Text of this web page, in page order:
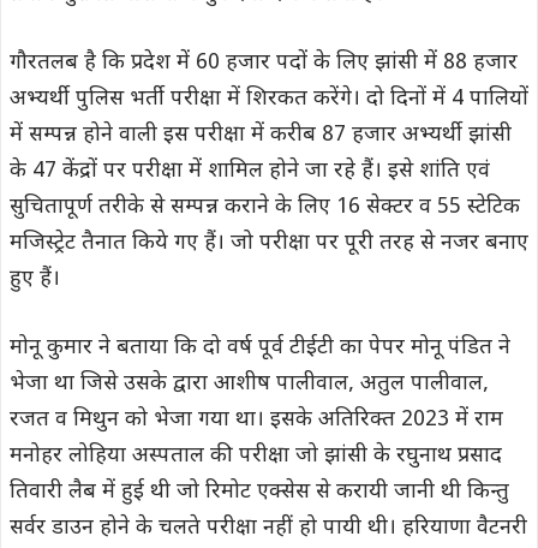
गौरतलब है कि प्रदेश में 60 हजार पदों के लिए झांसी में 88 हजार
अभ्यर्थी पुलिस भर्ती परीक्षा में शिरकत करेंगे। दो दिनों में 4 पालियों
में सम्पन्न होने वाली इस परीक्षा में करीब 87 हजार अभ्यर्थी झांसी
के 47 केंद्रों पर परीक्षा में शामिल होने जा रहे हैं। इसे शांति एवं
सुचितापूर्ण तरीके से सम्पन्न कराने के लिए 16 सेक्टर व 55 स्टेटिक
मजिस्ट्रेट तैनात किये गए हैं। जो परीक्षा पर पूरी तरह से नजर बनाए
हुए हैं।
मोनू कुमार ने बताया कि दो वर्ष पूर्व टीईटी का पेपर मोनू पंडित ने
भेजा था जिसे उसके द्वारा आशीष पालीवाल, अतुल पालीवाल,
रजत व मिथुन को भेजा गया था। इसके अतिरिक्त 2023 में राम
मनोहर लोहिया अस्पताल की परीक्षा जो झांसी के रघुनाथ प्रसाद
तिवारी लैब में हुई थी जो रिमोट एक्सेस से करायी जानी थी किन्तु
सर्वर डाउन होने के चलते परीक्षा नहीं हो पायी थी। हरियाणा वैटनरी